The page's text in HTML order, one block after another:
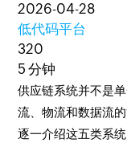
2026-04-28
低代码平台
320
5 分钟
供应链系统并不是
流、物流和数据流
逐一介绍这五类系统